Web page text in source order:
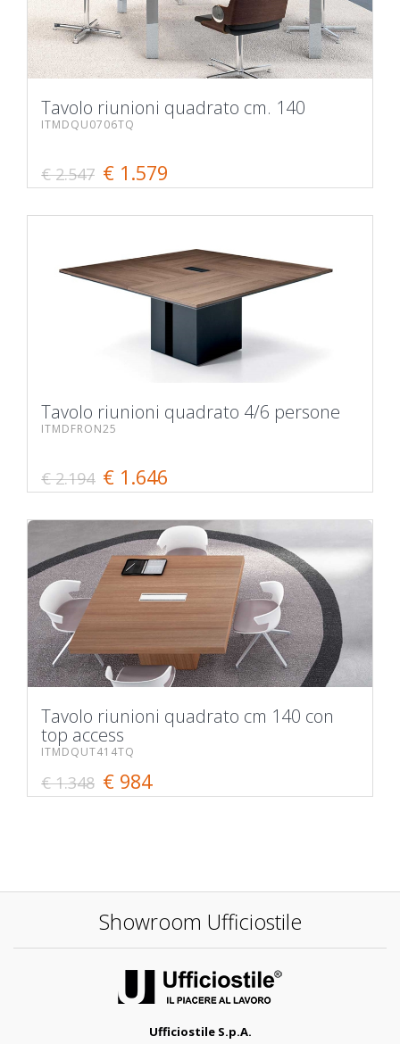
Tavolo riunioni quadrato cm. 140
ITMDQU0706TQ
€ 2.547 € 1.579
Tavolo riunioni quadrato 4/6 persone
ITMDFRON25
€ 2.194 € 1.646
Tavolo riunioni quadrato cm 140 con
top access
ITMDQUT414TQ
€ 1.348 € 984
Showroom Ufficiostile
Ufficiostile S.p.A.